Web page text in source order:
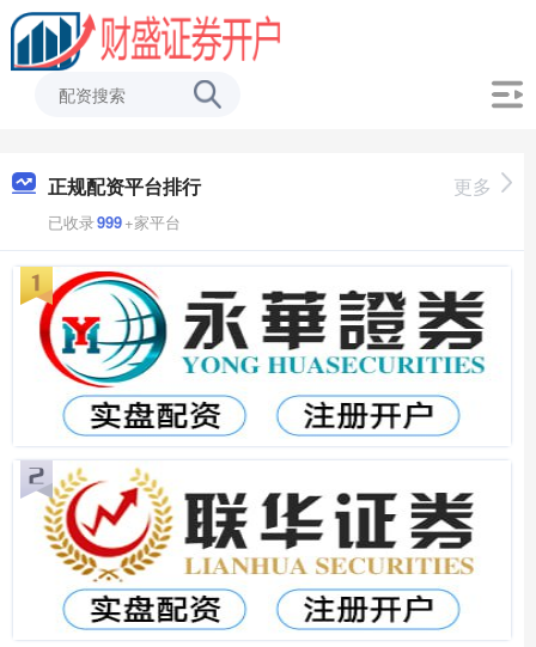
正规配资平台排行
已收录999+家平台
更多